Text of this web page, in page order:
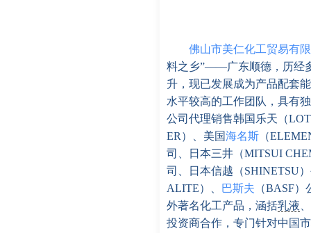
佛山市美仁化工贸易有
料之乡”——广东顺德，历经
升，现已发展成为产品配套
水平较高的工作团队，具有
公司代理销售韩国乐天（
ER）、美国海名斯 （
司、日本三井（MITSUI
司、日本信越（SHINETSU
ALITE）、
巴斯夫 （BASF）
外著名化工产品，涵括乳液
投资商合作，专门针对中国